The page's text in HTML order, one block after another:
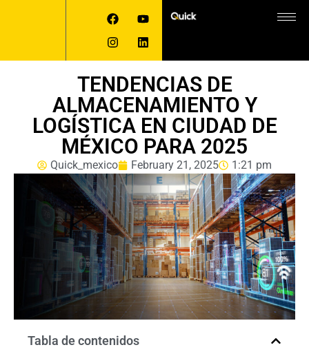
TENDENCIAS DE
ALMACENAMIENTO Y
LOGÍSTICA EN CIUDAD DE
MÉXICO PARA 2025
Quick_mexico February 21, 2025 1:21 pm
Tabla de contenidos